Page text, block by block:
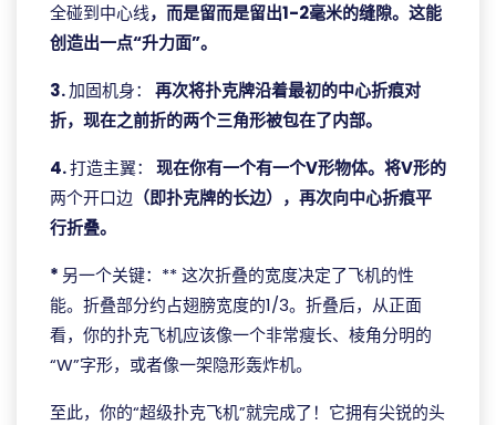
全碰到中心线，而是留而是留出1-2毫米的缝隙。这能
创造出一点“升力面”。
3.加固机身：
再次将扑克牌沿着最初的中心折痕对
折，现在之前折的两个三角形被包在了内部。
4.打造主翼：
现在你有一个有一个V形物体。将V形的
两个开口边 （即扑克牌的长边），再次向中心折痕平
行折叠。
* 另一个关键：** 这次折叠的宽度决定了飞机的性
能。折叠部分约占翅膀宽度的1/3。折叠后，从正面
看，你的扑克飞机应该像一个非常瘦长、棱角分明的
“W”字形，或者像一架隐形轰炸机。
至此，你的“超级扑克飞机”就完成了！它拥有尖锐的头